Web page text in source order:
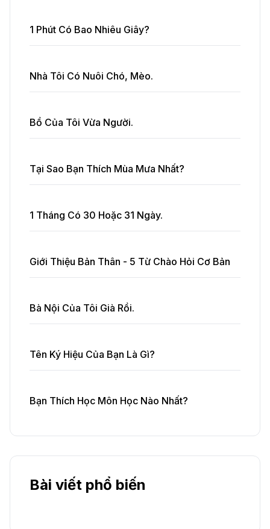
1 Phút Có Bao Nhiêu Giây?
Nhà Tôi Có Nuôi Chó, Mèo.
Bồ Của Tôi Vừa Người.
Tại Sao Bạn Thích Mùa Mưa Nhất?
1 Tháng Có 30 Hoặc 31 Ngày.
Giới Thiệu Bản Thân - 5 Từ Chào Hỏi Cơ Bản
Bà Nội Của Tôi Già Rồi.
Tên Ký Hiệu Của Bạn Là Gì?
Bạn Thích Học Môn Học Nào Nhất?
Bài viết phổ biến